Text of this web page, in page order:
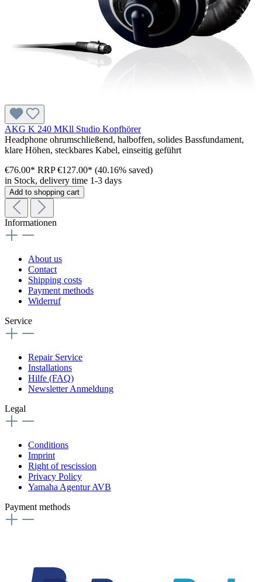
AKG K 240 MKll Studio Kopfhörer
Headphone ohrumschließend, halboffen, solides Bassfundament,
klare Höhen, steckbares Kabel, einseitig geführt
€76.00* RRP€127.00* (40.16% saved)
in Stock, delivery time 1-3 days
Add to shopping cart
Informationen
About us
Contact
Shipping costs
Payment methods
Widerruf
Service
Repair Service
Installations
Hilfe (FAQ)
Newsletter Anmeldung
Legal
Conditions
Imprint
Right of rescission
Privacy Policy
Yamaha Agentur AVB
Payment methods